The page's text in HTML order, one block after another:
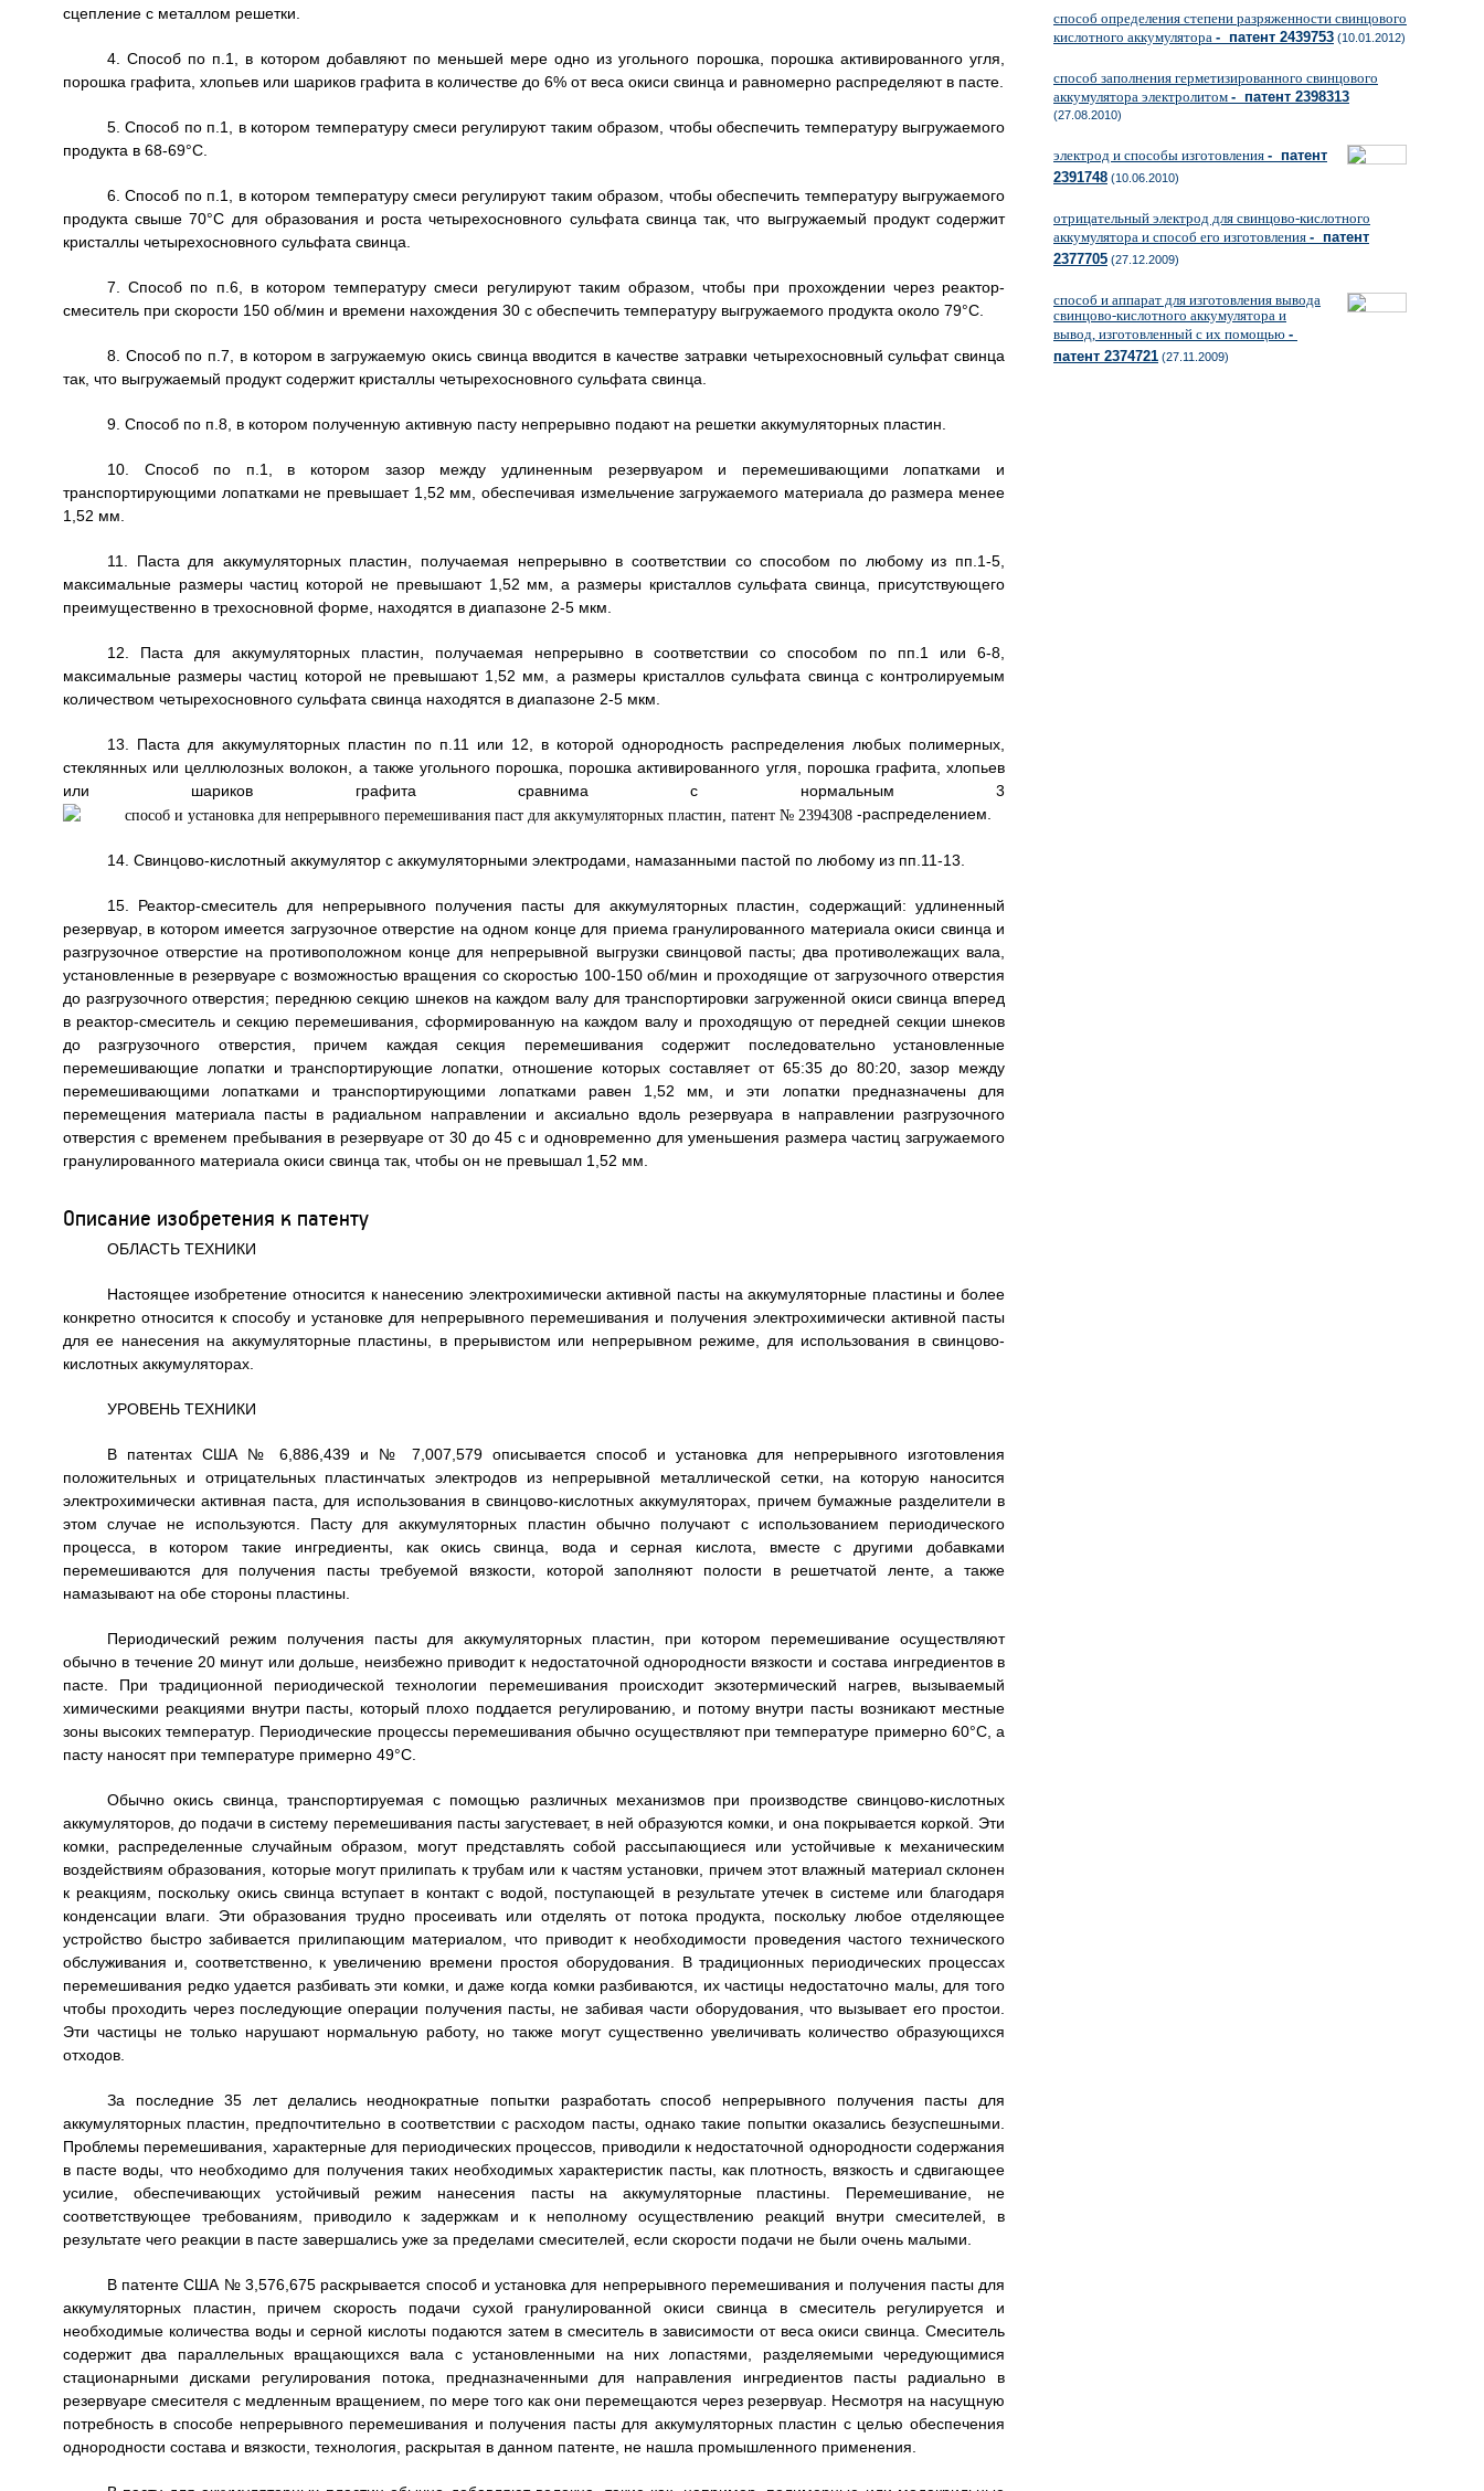
сцепление с металлом решетки.
4. Способ по п.1, в котором добавляют по меньшей мере одно из угольного порошка, порошка активированного угля,
порошка графита, хлопьев или шариков графита в количестве до 6% от веса окиси свинца и равномерно распределяют в пасте.
5. Способ по п.1, в котором температуру смеси регулируют таким образом, чтобы обеспечить температуру выгружаемого
продукта в 68-69°С.
6. Способ по п.1, в котором температуру смеси регулируют таким образом, чтобы обеспечить температуру выгружаемого
продукта свыше 70°С для образования и роста четырехосновного сульфата свинца так, что выгружаемый продукт содержит
кристаллы четырехосновного сульфата свинца.
7. Способ по п.6, в котором температуру смеси регулируют таким образом, чтобы при прохождении через реактор-
смеситель при скорости 150 об/мин и времени нахождения 30 с обеспечить температуру выгружаемого продукта около 79°С.
8. Способ по п.7, в котором в загружаемую окись свинца вводится в качестве затравки четырехосновный сульфат свинца
так, что выгружаемый продукт содержит кристаллы четырехосновного сульфата свинца.
9. Способ по п.8, в котором полученную активную пасту непрерывно подают на решетки аккумуляторных пластин.
10. Способ по п.1, в котором зазор между удлиненным резервуаром и перемешивающими лопатками и
транспортирующими лопатками не превышает 1,52 мм, обеспечивая измельчение загружаемого материала до размера менее
1,52 мм.
11. Паста для аккумуляторных пластин, получаемая непрерывно в соответствии со способом по любому из пп.1-5,
максимальные размеры частиц которой не превышают 1,52 мм, а размеры кристаллов сульфата свинца, присутствующего
преимущественно в трехосновной форме, находятся в диапазоне 2-5 мкм.
12. Паста для аккумуляторных пластин, получаемая непрерывно в соответствии со способом по пп.1 или 6-8,
максимальные размеры частиц которой не превышают 1,52 мм, а размеры кристаллов сульфата свинца с контролируемым
количеством четырехосновного сульфата свинца находятся в диапазоне 2-5 мкм.
13. Паста для аккумуляторных пластин по п.11 или 12, в которой однородность распределения любых полимерных,
стеклянных или целлюлозных волокон, а также угольного порошка, порошка активированного угля, порошка графита, хлопьев
или шариков графита сравнима с нормальным 3
-распределением.
14. Свинцово-кислотный аккумулятор с аккумуляторными электродами, намазанными пастой по любому из пп.11-13.
15. Реактор-смеситель для непрерывного получения пасты для аккумуляторных пластин, содержащий: удлиненный
резервуар, в котором имеется загрузочное отверстие на одном конце для приема гранулированного материала окиси свинца и
разгрузочное отверстие на противоположном конце для непрерывной выгрузки свинцовой пасты; два противолежащих вала,
установленные в резервуаре с возможностью вращения со скоростью 100-150 об/мин и проходящие от загрузочного отверстия
до разгрузочного отверстия; переднюю секцию шнеков на каждом валу для транспортировки загруженной окиси свинца вперед
в реактор-смеситель и секцию перемешивания, сформированную на каждом валу и проходящую от передней секции шнеков
до разгрузочного отверстия, причем каждая секция перемешивания содержит последовательно установленные
перемешивающие лопатки и транспортирующие лопатки, отношение которых составляет от 65:35 до 80:20, зазор между
перемешивающими лопатками и транспортирующими лопатками равен 1,52 мм, и эти лопатки предназначены для
перемещения материала пасты в радиальном направлении и аксиально вдоль резервуара в направлении разгрузочного
отверстия с временем пребывания в резервуаре от 30 до 45 с и одновременно для уменьшения размера частиц загружаемого
гранулированного материала окиси свинца так, чтобы он не превышал 1,52 мм.
Описание изобретения к патенту
ОБЛАСТЬ ТЕХНИКИ
Настоящее изобретение относится к нанесению электрохимически активной пасты на аккумуляторные пластины и более
конкретно относится к способу и установке для непрерывного перемешивания и получения электрохимически активной пасты
для ее нанесения на аккумуляторные пластины, в прерывистом или непрерывном режиме, для использования в свинцово-
кислотных аккумуляторах.
УРОВЕНЬ ТЕХНИКИ
В патентах США № 6,886,439 и № 7,007,579 описывается способ и установка для непрерывного изготовления
положительных и отрицательных пластинчатых электродов из непрерывной металлической сетки, на которую наносится
электрохимически активная паста, для использования в свинцово-кислотных аккумуляторах, причем бумажные разделители в
этом случае не используются. Пасту для аккумуляторных пластин обычно получают с использованием периодического
процесса, в котором такие ингредиенты, как окись свинца, вода и серная кислота, вместе с другими добавками
перемешиваются для получения пасты требуемой вязкости, которой заполняют полости в решетчатой ленте, а также
намазывают на обе стороны пластины.
Периодический режим получения пасты для аккумуляторных пластин, при котором перемешивание осуществляют
обычно в течение 20 минут или дольше, неизбежно приводит к недостаточной однородности вязкости и состава ингредиентов в
пасте. При традиционной периодической технологии перемешивания происходит экзотермический нагрев, вызываемый
химическими реакциями внутри пасты, который плохо поддается регулированию, и потому внутри пасты возникают местные
зоны высоких температур. Периодические процессы перемешивания обычно осуществляют при температуре примерно 60°C, а
пасту наносят при температуре примерно 49°C.
Обычно окись свинца, транспортируемая с помощью различных механизмов при производстве свинцово-кислотных
аккумуляторов, до подачи в систему перемешивания пасты загустевает, в ней образуются комки, и она покрывается коркой. Эти
комки, распределенные случайным образом, могут представлять собой рассыпающиеся или устойчивые к механическим
воздействиям образования, которые могут прилипать к трубам или к частям установки, причем этот влажный материал склонен
к реакциям, поскольку окись свинца вступает в контакт с водой, поступающей в результате утечек в системе или благодаря
конденсации влаги. Эти образования трудно просеивать или отделять от потока продукта, поскольку любое отделяющее
устройство быстро забивается прилипающим материалом, что приводит к необходимости проведения частого технического
обслуживания и, соответственно, к увеличению времени простоя оборудования. В традиционных периодических процессах
перемешивания редко удается разбивать эти комки, и даже когда комки разбиваются, их частицы недостаточно малы, для того
чтобы проходить через последующие операции получения пасты, не забивая части оборудования, что вызывает его простои.
Эти частицы не только нарушают нормальную работу, но также могут существенно увеличивать количество образующихся
отходов.
За последние 35 лет делались неоднократные попытки разработать способ непрерывного получения пасты для
аккумуляторных пластин, предпочтительно в соответствии с расходом пасты, однако такие попытки оказались безуспешными.
Проблемы перемешивания, характерные для периодических процессов, приводили к недостаточной однородности содержания
в пасте воды, что необходимо для получения таких необходимых характеристик пасты, как плотность, вязкость и сдвигающее
усилие, обеспечивающих устойчивый режим нанесения пасты на аккумуляторные пластины. Перемешивание, не
соответствующее требованиям, приводило к задержкам и к неполному осуществлению реакций внутри смесителей, в
результате чего реакции в пасте завершались уже за пределами смесителей, если скорости подачи не были очень малыми.
В патенте США № 3,576,675 раскрывается способ и установка для непрерывного перемешивания и получения пасты для
аккумуляторных пластин, причем скорость подачи сухой гранулированной окиси свинца в смеситель регулируется и
необходимые количества воды и серной кислоты подаются затем в смеситель в зависимости от веса окиси свинца. Смеситель
содержит два параллельных вращающихся вала с установленными на них лопастями, разделяемыми чередующимися
стационарными дисками регулирования потока, предназначенными для направления ингредиентов пасты радиально в
резервуаре смесителя с медленным вращением, по мере того как они перемещаются через резервуар. Несмотря на насущную
потребность в способе непрерывного перемешивания и получения пасты для аккумуляторных пластин с целью обеспечения
однородности состава и вязкости, технология, раскрытая в данном патенте, не нашла промышленного применения.
способ определения степени разряженности свинцового
кислотного аккумулятора - патент 2439753 (10.01.2012)
способ заполнения герметизированного свинцового
аккумулятора электролитом - патент 2398313
(27.08.2010)
электрод и способы изготовления - патент
2391748 (10.06.2010)
отрицательный электрод для свинцово-кислотного
аккумулятора и способ его изготовления - патент
2377705 (27.12.2009)
способ и аппарат для изготовления вывода
свинцово-кислотного аккумулятора и
вывод, изготовленный с их помощью -
патент 2374721 (27.11.2009)